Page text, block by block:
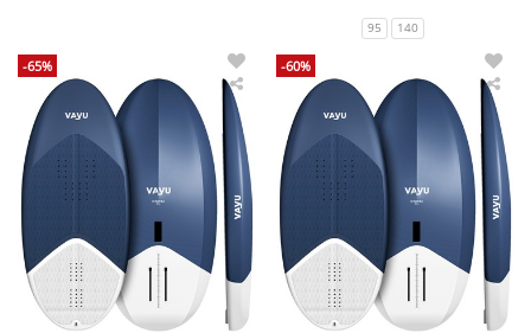
95 140
-65%
Board
PRO
FLYR
-60%
Foil